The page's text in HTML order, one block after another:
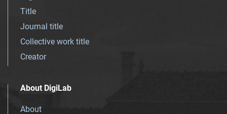
Title
Journal title
Collective work title
Creator
About DigiLab
About